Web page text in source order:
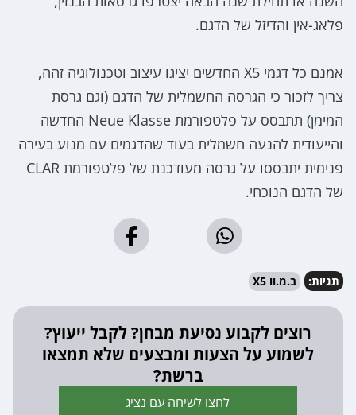
פלאג-אין והדיזל של הדגם.
אמנם כל דגמי X5 החדשים יציגו עיצוב וטכנולוגיה זהה,
צריך לזכור כי הגרסה החשמלית של הדגם (וגם גרסת
המימן) תתבסס על פלטפורמת Neue Klasse החדשה
והייעודית להנעה חשמלית בעוד שהדגמים עם מנוע בעירה
פנימית יתבססו על גרסה מעודכנת של פלטפורמת CLAR
של הדגם הנוכחי.
תגיות: ב.מ.וו X5
רוצים לקבוע נסיעת מבחן? לקבל ייעוץ?
לשמוע על הצעות ומבצעים שלא תמצאו
ברשת?
לחצו לשיחה עם נציג